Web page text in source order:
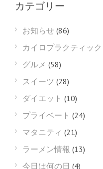
カテゴリー
お知らせ (86)
カイロプラクティック
グルメ (58)
スイーツ (28)
ダイエット (10)
プライベート (24)
マタニティ (21)
ラーメン情報 (13)
今日は何の日 (4)